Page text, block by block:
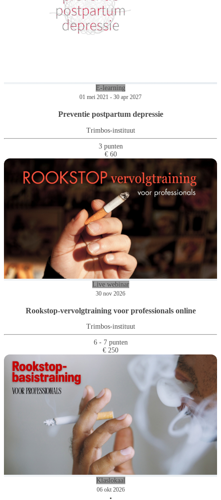
E-learning
01 mei 2021 - 30 apr 2027
Preventie postpartum depressie
Trimbos-instituut
3 punten
€ 60
Live webinar
30 nov 2026
Rookstop-vervolgtraining voor professionals online
Trimbos-instituut
6 - 7 punten
€ 250
Klaslokaal
06 okt 2026
•